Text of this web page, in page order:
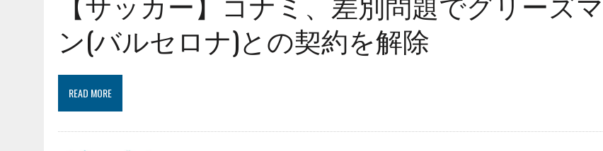
ン(バルセロナ)との契約を解除
READ MORE